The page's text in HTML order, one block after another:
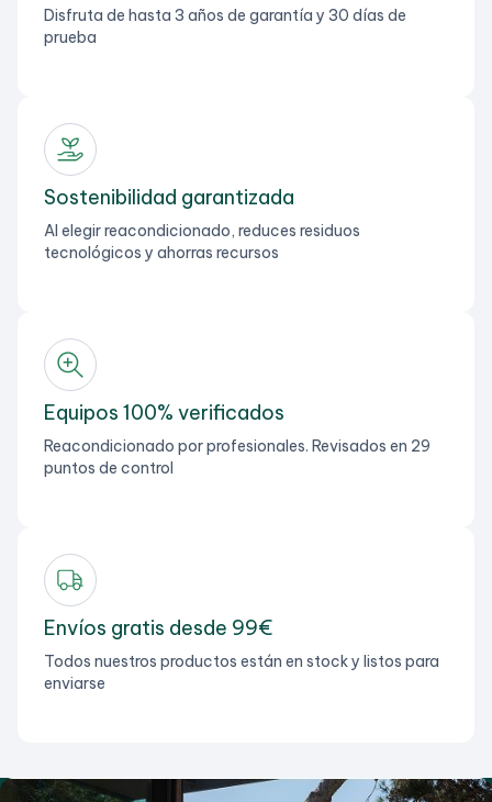
Disfruta de hasta 3 años de garantía y 30 días de
prueba
Sostenibilidad garantizada
Al elegir reacondicionado, reduces residuos
tecnológicos y ahorras recursos
Equipos 100% verificados
Reacondicionado por profesionales. Revisados en 29
puntos de control
Envíos gratis desde 99€
Todos nuestros productos están en stock y listos para
enviarse